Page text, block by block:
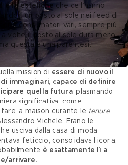
e le estetiche che ce l’hanno
un posto al sole nei feed di
e consumatori vari, sempre più
a volte il posto al sole dura meno
questa è una parentesi.
mission di essere di nuovo il
immaginari, capace di definire
quella futura, plasmando
significativa, come
la maison durante le tenure
Michele. Erano le
usciva dalla casa di moda
feticcio, consolidava l’icona,
è esattamente lì a
arrivare.